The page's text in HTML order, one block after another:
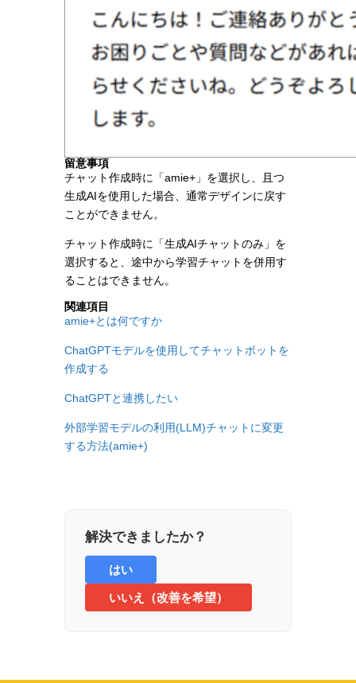
留意事項
チャット作成時に「amie+」を選択し、且つ
生成AIを使用した場合、通常デザインに戻す
ことができません。
チャット作成時に「生成AIチャットのみ」を
選択すると、途中から学習チャットを併用す
ることはできません。
関連項目
amie+とは何ですか
ChatGPTモデルを使用してチャットボットを
作成する
ChatGPTと連携したい
外部学習モデルの利用(LLM)チャットに変更
する方法(amie+)
解決できましたか？
はい
いいえ（改善を希望）